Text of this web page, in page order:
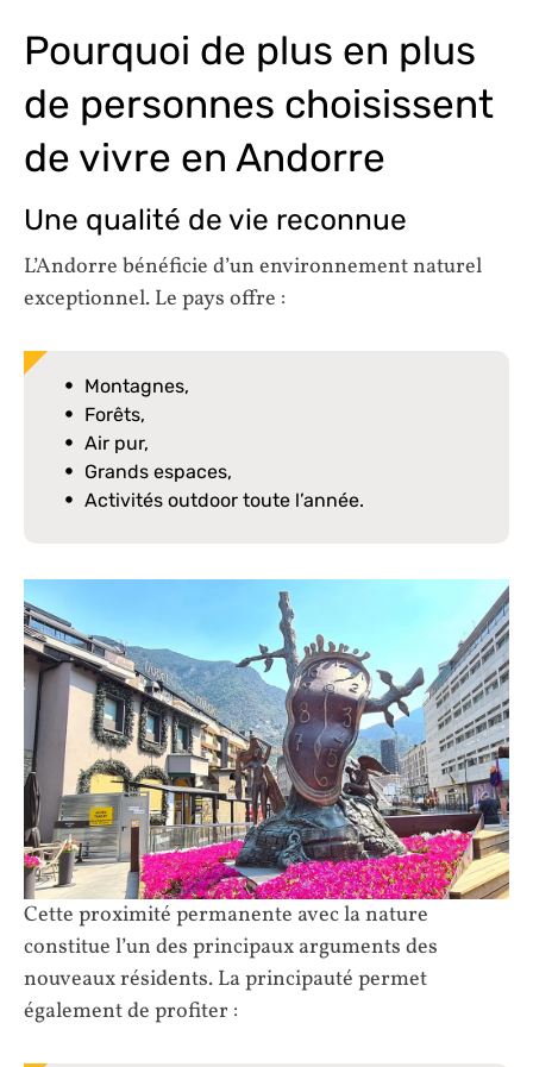
Pourquoi de plus en plus
de personnes choisissent
de vivre en Andorre
Une qualité de vie reconnue
L’Andorre bénéficie d’un environnement naturel
exceptionnel. Le pays offre :
Montagnes,
Forêts,
Air pur,
Grands espaces,
Activités outdoor toute l’année.
Cette proximité permanente avec la nature
constitue l’un des principaux arguments des
nouveaux résidents. La principauté permet
également de profiter :